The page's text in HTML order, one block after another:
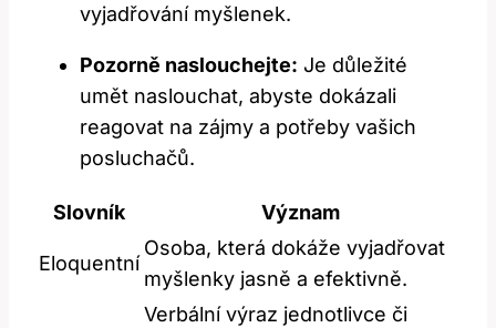
vyjadřování myšlenek.
Pozorně naslouchejte: Je důležité
umět naslouchat, abyste dokázali
reagovat na zájmy a potřeby vašich
posluchačů.
Slovník Význam
Eloquentní
Osoba, která dokáže vyjadřovat
myšlenky jasně a efektivně.
Verbální výraz jednotlivce či